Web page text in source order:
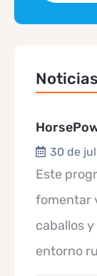
30 de
Este
fomentar
caballos
entorno